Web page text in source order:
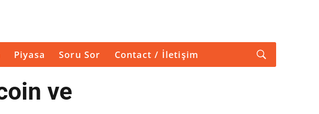
Piyasa Soru Sor Contact / İletişim
ve